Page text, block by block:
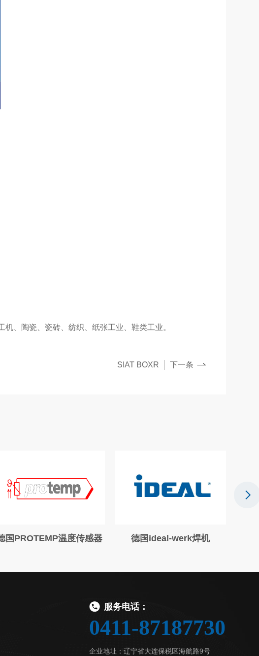
、陶瓷、瓷砖、纺织、纸张工业、鞋类工业。
下一条
SIAT BOXR
国PROTEMP温度传感器 德国ideal-werk焊机
服务电话：
0411-87187730
企业地址：辽宁省大连保税区海航路9号